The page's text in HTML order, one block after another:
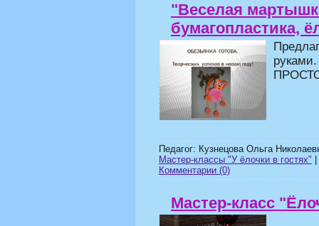
"Веселая
бумагопластика,
Педагог: Кузнецова Ольга
Мастер-классы "У ёлочки в гостях"
Комментарии (0)
Мастер-класс